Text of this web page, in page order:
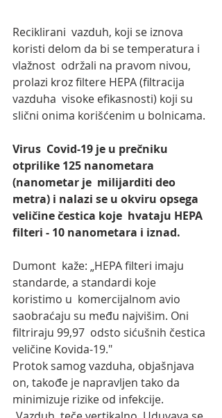
Reciklirani  vazduh, koji se iznova
koristi delom da bi se temperatura i
vlažnost  održali na pravom nivou,
prolazi kroz filtere HEPA (filtracija
vazduha  visoke efikasnosti) koji su
slični onima korišćenim u bolnicama.
Virus  Covid-19 je u prečniku
otprilike 125 nanometara
(nanometar je  milijarditi deo
metra) i nalazi se u okviru opsega
veličine čestica koje  hvataju HEPA
filteri - 10 nanometara i iznad.
Dumont  kaže: „HEPA filteri imaju
standarde, a standardi koje
koristimo u  komercijalnom avio
saobraćaju su među najvišim. Oni
filtriraju 99,97  odsto sićušnih čestica
veličine Kovida-19."
Protok samog vazduha, objašnjava
on, takođe je napravljen tako da
minimizuje rizike od infekcije.